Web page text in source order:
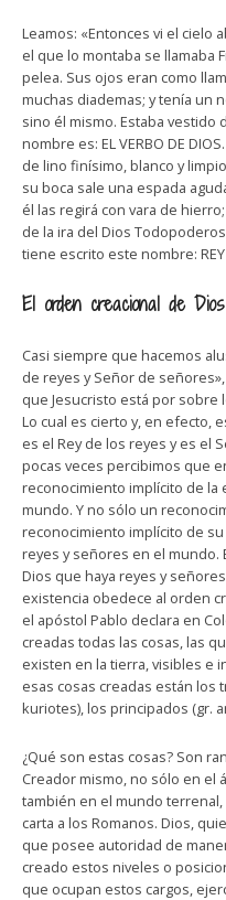
Leamos: «Entonces vi el cielo
el que lo montaba se llamaba
pelea. Sus ojos eran como
muchas diademas; y tenía un
sino él mismo. Estaba vestido
nombre es: EL VERBO DE
de lino finísimo, blanco y
su boca sale una espada
él las regirá con vara de
de la ira del Dios
tiene escrito este nombre: REY
El orden creacional de Dios
Casi siempre que hacemos
de reyes y Señor de
que Jesucristo está por
Lo cual es cierto y, en efecto,
es el Rey de los reyes y es el
pocas veces percibimos que
reconocimiento implícito de la
mundo. Y no sólo un
reconocimiento implícito de
reyes y señores en el mundo.
Dios que haya reyes y
existencia obedece al orden
el apóstol Pablo declara en
creadas todas las cosas, las
existen en la tierra, visibles e
esas cosas creadas están los
kuriotes), los principados (gr.
¿Qué son estas cosas? Son
Creador mismo, no sólo en el
también en el mundo
carta a los Romanos. Dios,
que posee autoridad de
creado estos niveles o
que ocupan estos cargos,